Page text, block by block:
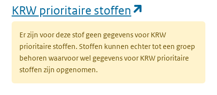
KRW prioritaire stoffen
Er zijn voor deze stof geen gegevens voor KRW
prioritaire stoffen. Stoffen kunnen echter tot een groep
behoren waarvoor wel gegevens voor KRW prioritaire
stoffen zijn opgenomen.